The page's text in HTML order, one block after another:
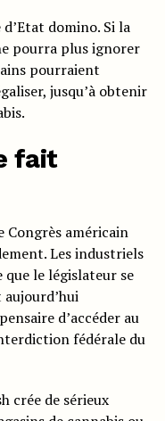
domino. Si la
pourra plus ignorer
pourraient
jusqu’à obtenir
fait
Congrès américain
Les industriels
que le législateur se
d’accéder au
fédérale du
crée de sérieux